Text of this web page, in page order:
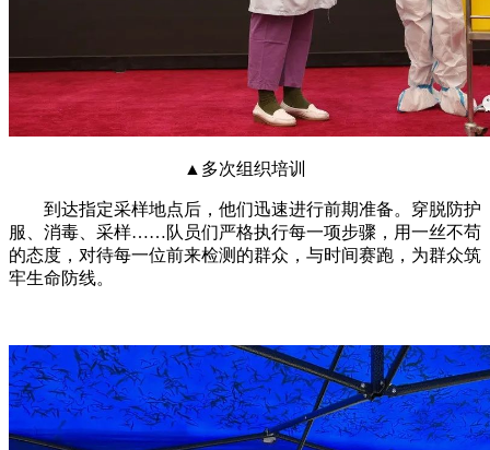
▲多次组织培训
到达指定采样地点后，他们迅速进行前期准备。穿脱防护
服、消毒、采样……队员们严格执行每一项步骤，用一丝不苟
的态度，对待每一位前来检测的群众，与时间赛跑，为群众筑
牢生命防线。